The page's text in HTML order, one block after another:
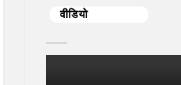
वीडियो